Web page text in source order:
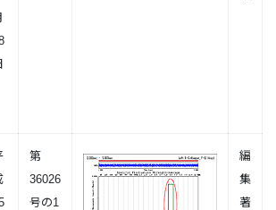
第
36026
号の1
編
集
著